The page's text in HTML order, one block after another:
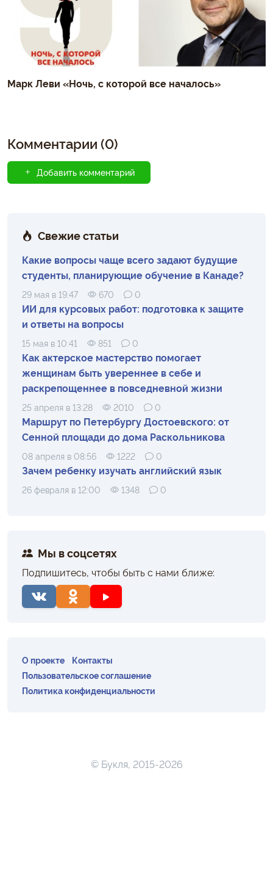
Марк Леви «Ночь, с которой все началось»
Комментарии (0)
Добавить комментарий
Свежие статьи
Какие вопросы чаще всего задают будущие
студенты, планирующие обучение в Канаде?
29 мая в 19:47 670 0
ИИ для курсовых работ: подготовка к защите
и ответы на вопросы
15 мая в 10:41 851 0
Как актерское мастерство помогает
женщинам быть увереннее в себе и
раскрепощеннее в повседневной жизни
25 апреля в 13:28 2010 0
Маршрут по Петербургу Достоевского: от
Сенной площади до дома Раскольникова
08 апреля в 08:56 1222 0
Зачем ребенку изучать английский язык
26 февраля в 12:00 1348 0
Мы в соцсетях
Подпишитесь, чтобы быть с нами ближе:
О проекте
Контакты
Пользовательское соглашение
Политика конфиденциальности
© Букля, 2015-2026